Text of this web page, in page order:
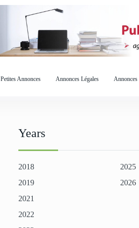
Petites Annonces Annonces Légales Annonces
Years
2018
2019
2021
2022
2025
2026